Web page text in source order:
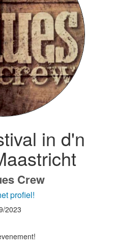
in d'n
Crew
profiel!
2023